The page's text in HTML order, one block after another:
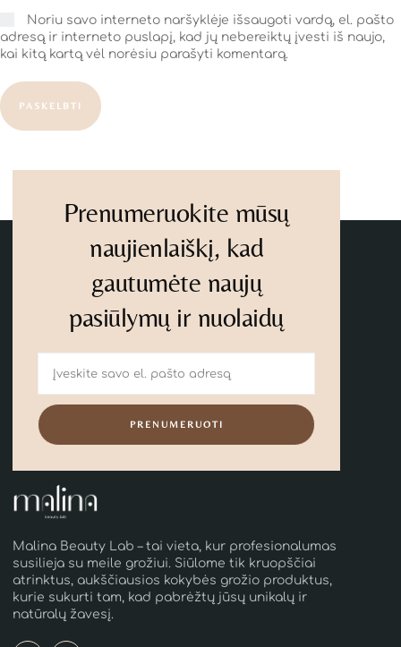
Noriu savo interneto naršyklėje išsaugoti vardą, el. pašto
adresą ir interneto puslapį, kad jų nebereiktų įvesti iš naujo,
kai kitą kartą vėl norėsiu parašyti komentarą.
PASKELBTI
Prenumeruokite mūsų
naujienlaiškį, kad
gautumėte naujų
pasiūlymų ir nuolaidų
PRENUMERUOTI
Malina Beauty Lab – tai vieta, kur profesionalumas
susilieja su meile grožiui. Siūlome tik kruopščiai
atrinktus, aukščiausios kokybės grožio produktus,
kurie sukurti tam, kad pabrėžtų jūsų unikalų ir
natūralų žavesį.